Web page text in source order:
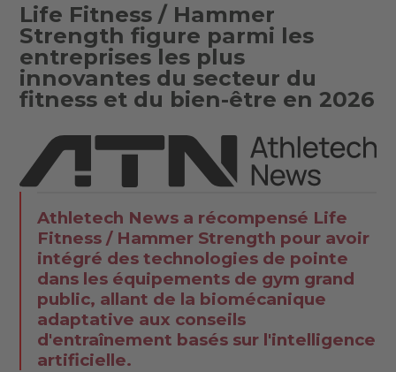
Life Fitness / Hammer
Strength figure parmi les
entreprises les plus
innovantes du secteur du
fitness et du bien-être en 2026
Athletech News a récompensé Life
Fitness / Hammer Strength pour avoir
intégré des technologies de pointe
dans les équipements de gym grand
public, allant de la biomécanique
adaptative aux conseils
d'entraînement basés sur l'intelligence
artificielle.